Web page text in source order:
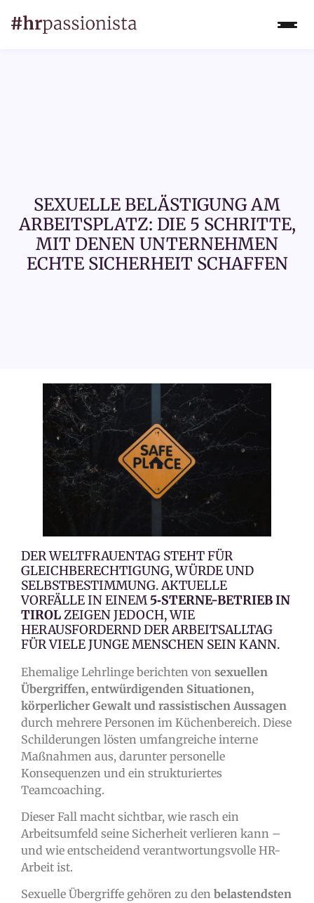
SEXUELLE BELÄSTIGUNG AM
ARBEITSPLATZ: DIE 5 SCHRITTE,
MIT DENEN UNTERNEHMEN
ECHTE SICHERHEIT SCHAFFEN
DER WELTFRAUENTAG STEHT FÜR
GLEICHBERECHTIGUNG, WÜRDE UND
SELBSTBESTIMMUNG. AKTUELLE
VORFÄLLE IN EINEM5‑STERNE-BETRIEB IN
TIROLZEIGEN JEDOCH, WIE
HERAUSFORDERND DER ARBEITSALLTAG
FÜR VIELE JUNGE MENSCHEN SEIN KANN.
Ehemalige Lehrlinge berichten von sexuellen
Übergriffen, entwürdigenden Situationen,
körperlicher Gewalt und rassistischen Aussagen
durch mehrere Personen im Küchenbereich. Diese
Schilderungen lösten umfangreiche interne
Maßnahmen aus, darunter personelle
Konsequenzen und ein strukturiertes
Teamcoaching.
Dieser Fall macht sichtbar, wie rasch ein
Arbeitsumfeld seine Sicherheit verlieren kann –
und wie entscheidend verantwortungsvolle HR-
Arbeit ist.
Sexuelle Übergriffe gehören zu den belastendsten